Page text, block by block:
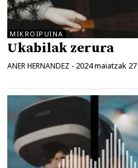
MIKROIPUINA
Ukabilak zerura
ANER HERNANDEZ - 2024 maiatzak 27